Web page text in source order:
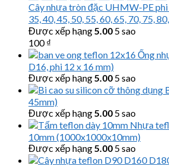
Cây nhựa tròn đặc UHMW-PE phi
35, 40, 45, 50, 55, 60, 65, 70, 75,
Được xếp hạng5.00 5 sao
100₫
Ống
D16, phi 12 x 16 mm)
Được xếp hạng5.00 5 sao
45mm)
Được xếp hạng5.00 5 sao
Nhựa
10mm (1000x1000x10mm)
Được xếp hạng5.00 5 sao